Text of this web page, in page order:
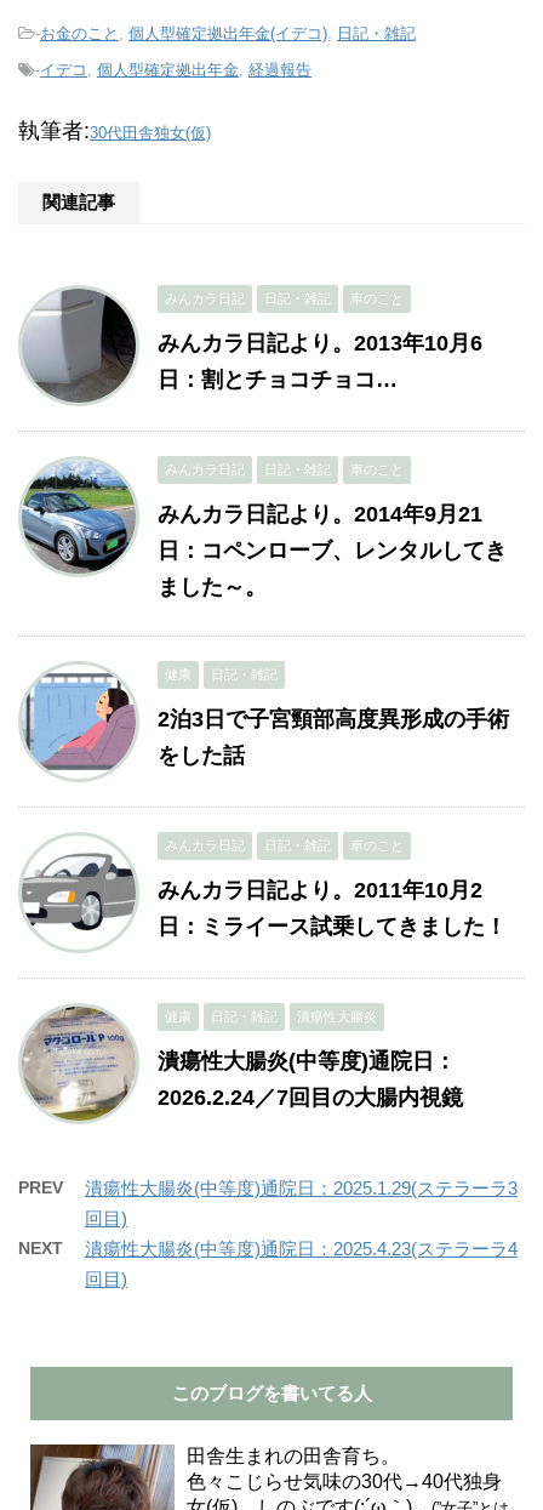
-お金のこと , 個人型確定拠出年金(イデコ), 日記・雑記
-イデコ , 個人型確定拠出年金, 経過報告
執筆者:30代田舎独女(仮)
関連記事
みんカラ日記 日記・雑記 車のこと
みんカラ日記より。2013年10月6
日：割とチョコチョコ…
みんカラ日記 日記・雑記 車のこと
みんカラ日記より。2014年9月21
日：コペンローブ、レンタルしてき
ました～。
健康 日記・雑記
2泊3日で子宮頸部高度異形成の手術
をした話
みんカラ日記 日記・雑記 車のこと
みんカラ日記より。2011年10月2
日：ミライース試乗してきました！
健康 日記・雑記 潰瘍性大腸炎
潰瘍性大腸炎(中等度)通院日：
2026.2.24／7回目の大腸内視鏡
PREV
潰瘍性大腸炎(中等度)通院日：2025.1.29(ステラーラ3
回目)
NEXT
潰瘍性大腸炎(中等度)通院日：2025.4.23(ステラーラ4
回目)
このブログを書いてる人
田舎生まれの田舎育ち。
色々こじらせ気味の30代→40代独身